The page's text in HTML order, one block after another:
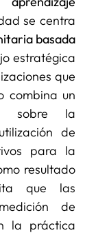
se centra
basada
estratégica
que
combina un
sobre la
de
para la
resultado
que las
de
la práctica